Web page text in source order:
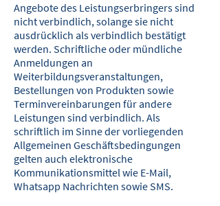
Angebote des Leistungserbringers sind
nicht verbindlich, solange sie nicht
ausdrück­lich als verbindlich bestätigt
werden. Schriftliche oder mündliche
Anmeldungen an
Weiterbildungsveranstaltungen,
Bestellungen von Produkten sowie
Terminvereinba­rungen für andere
Leistungen sind verbindlich. Als
schriftlich im Sinne der vorliegen­den
Allgemeinen Geschäftsbedingungen
gelten auch elektronische
Kommunikations­mittel wie E-Mail,
Whatsapp Nachrichten sowie SMS.